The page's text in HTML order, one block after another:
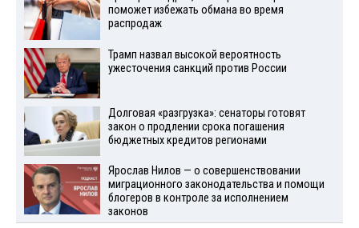
поможет избежать обмана во время
распродаж
Трамп назвал высокой вероятность
ужесточения санкций против России
Долговая «разгрузка»: сенаторы готовят
закон о продлении срока погашения
бюджетных кредитов регионами
Ярослав Нилов — о совершенствовании
миграционного законодательства и помощи
блогеров в контроле за исполнением
законов